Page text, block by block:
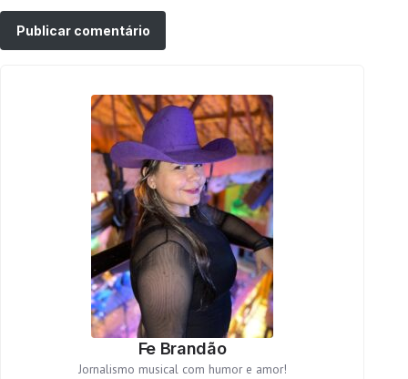
Fe Brandão
Jornalismo musical com humor e amor!